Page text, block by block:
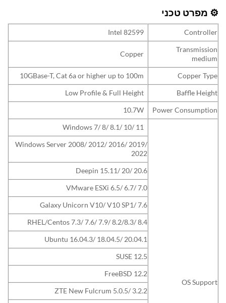
⚙️ מפרט טכני
Controller
Intel 82599
Transmission
medium
Copper
Copper Type
10GBase-T, Cat 6a or higher up to 100m
Baffle Height
Low Profile & Full Height
Power Consumption
10.7W
OS Support
Windows 7/ 8/ 8.1/ 10/ 11
Windows Server 2008/ 2012/ 2016/ 2019/
2022
Deepin 15.11/ 20/ 20.6
VMware ESXi 6.5/ 6.7/ 7.0
Galaxy Unicorn V10/ V10 SP1/ 7.6
RHEL/Centos 7.3/ 7.6/ 7.9/ 8.2/8.3/ 8.4
Ubuntu 16.04.3/ 18.04.5/ 20.04.1
SUSE 12.5
FreeBSD 12.2
ZTE New Fulcrum 5.0.5/ 3.2.2